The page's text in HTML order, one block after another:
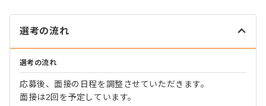
選考の流れ
選考の流れ
応募後、面接の日程を調整させていただきます。
面接は2回を予定しています。